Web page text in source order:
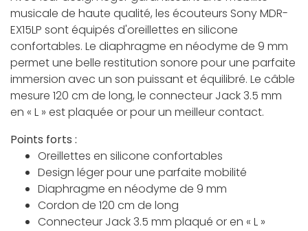
musicale de haute qualité, les écouteurs Sony MDR-
EX15LP sont équipés d'oreillettes en silicone
confortables. Le diaphragme en néodyme de 9 mm
permet une belle restitution sonore pour une parfaite
immersion avec un son puissant et équilibré. Le câble
mesure 120 cm de long, le connecteur Jack 3.5 mm
en « L » est plaquée or pour un meilleur contact.
Points forts :
Oreillettes en silicone confortables
Design léger pour une parfaite mobilité
Diaphragme en néodyme de 9 mm
Cordon de 120 cm de long
Connecteur Jack 3.5 mm plaqué or en « L »